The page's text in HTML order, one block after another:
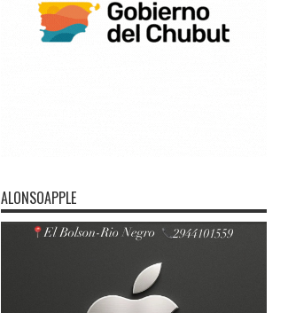
ALONSOAPPLE